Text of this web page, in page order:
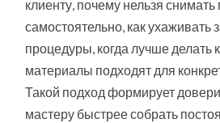
клиенту, почему нельзя
самостоятельно, как ухаживать
процедуры, когда лучше делать
материалы подходят для
Такой подход формирует
мастеру быстрее собрать